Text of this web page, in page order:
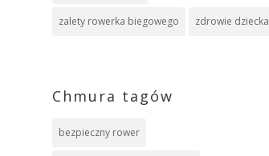
zalety rowerka biegowego zdrowie dziecka
Chmura tagów
bezpieczny rower